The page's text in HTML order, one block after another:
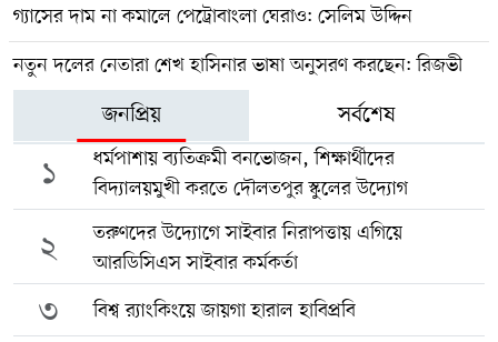
গ্যাসের দাম না কমালে পেট্রোবাংলা ঘেরাও: সেলিম উদ্দিন
নতুন দলের নেতারা শেখ হাসিনার ভাষা অনুসরণ করছেন: রিজভী
জনপ্রিয় সর্বশেষ
১
ধর্মপাশায় ব্যতিক্রমী বনভোজন, শিক্ষার্থীদের
বিদ্যালয়মুখী করতে দৌলতপুর স্কুলের উদ্যোগ
২
তরুণদের উদ্যোগে সাইবার নিরাপত্তায় এগিয়ে
আরডিসিএস সাইবার কর্মকর্তা
৩ বিশ্ব র‍্যাংকিংয়ে জায়গা হারাল হাবিপ্রবি